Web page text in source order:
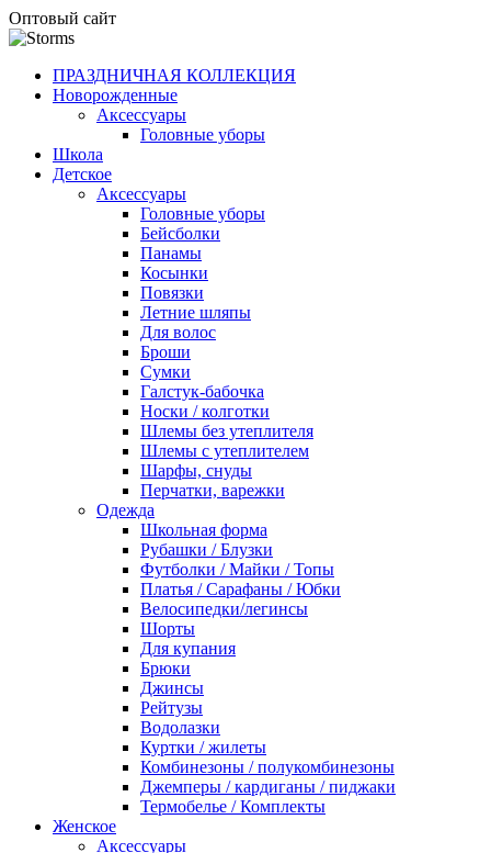
Оптовый сайт
ПРАЗДНИЧНАЯ КОЛЛЕКЦИЯ
Новорожденные
Аксессуары
Головные уборы
Школа
Детское
Аксессуары
Головные уборы
Бейсболки
Панамы
Косынки
Повязки
Летние шляпы
Для волос
Броши
Сумки
Галстук-бабочка
Носки / колготки
Шлемы без утеплителя
Шлемы с утеплителем
Шарфы, снуды
Перчатки, варежки
Одежда
Школьная форма
Рубашки / Блузки
Футболки / Майки / Топы
Платья / Сарафаны / Юбки
Велосипедки/легинсы
Шорты
Для купания
Брюки
Джинсы
Рейтузы
Водолазки
Куртки / жилеты
Комбинезоны / полукомбинезоны
Джемперы / кардиганы / пиджаки
Термобелье / Комплекты
Женское
Аксессуары